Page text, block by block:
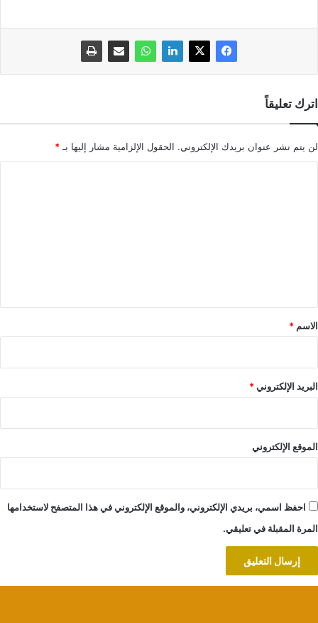
اترك تعليقاً
لن يتم نشر عنوان بريدك الإلكتروني. الحقول الإلزامية مشار إليها بـ *
*
الاسم *
البريد الإلكتروني*
الموقع الإلكتروني
احفظ اسمي، بريدي الإلكتروني، والموقع الإلكتروني في هذا المتصفح لاستخدامها
المرة المقبلة في تعليقي.